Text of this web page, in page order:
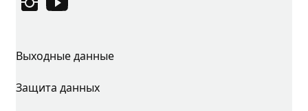
InstagramYouTube
Выходные данные
Защита данных